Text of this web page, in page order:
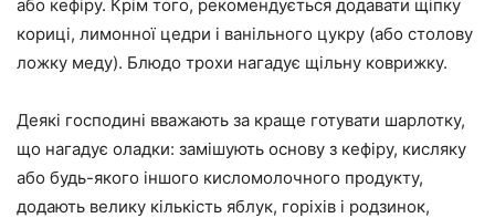
або кефіру. Крім того, рекомендується додавати щіпку
кориці, лимонної цедри і ванільного цукру (або столову
ложку меду). Блюдо трохи нагадує щільну коврижку.
Деякі господині вважають за краще готувати шарлотку,
що нагадує оладки: замішують основу з кефіру, кисляку
або будь-якого іншого кисломолочного продукту,
додають велику кількість яблук, горіхів і родзинок,